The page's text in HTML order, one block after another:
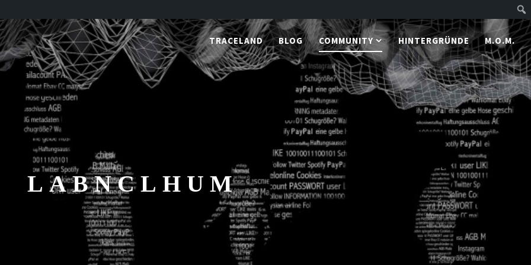
TRACELAND BLOG COMMUNITY HINTERGRÜNDE M.O.M.
LABNCLHUM